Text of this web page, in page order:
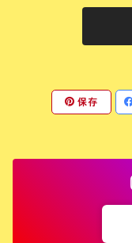
保存